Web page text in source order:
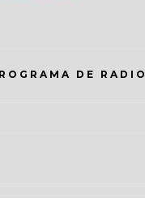
DE RADIO